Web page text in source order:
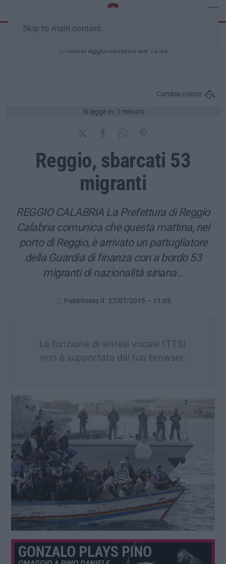
Skip to main content
Ultimo aggiornamento alle 13:34
Si legge in: 1 minuto
Cambia colore:
Reggio, sbarcati 53
migranti
REGGIO CALABRIA La Prefettura di Reggio
Calabria comunica che questa mattina, nel
porto di Reggio, è arrivato un pattugliatore
della Guardia di finanza con a bordo 53
migranti di nazionalità siriana…
Pubblicato il: 27/07/2015 – 11:05
La funzione di sintesi vocale (TTS)
non è supportata dal tuo browser.